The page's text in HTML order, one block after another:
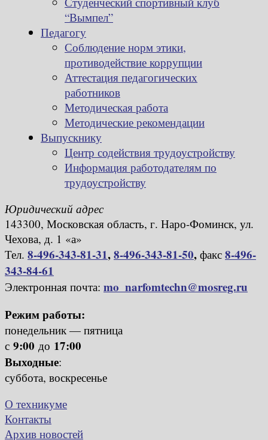
“Вымпел”
Педагогу
Соблюдение норм этики,
противодействие коррупции
Аттестация педагогических
работников
Методическая работа
Методические рекомендации
Выпускнику
Центр содействия трудоустройству
Информация работодателям по
трудоустройству
Юридический адрес
143300, Московская область, г. Наро-Фоминск, ул.
Чехова, д. 1 «а»
Тел. 8-496-343-81-31,8-496-343-81-50, факс 8-496-
343-84-61
Электронная почта: mo_narfomtechn@mosreg.ru
Режим работы:
понедельник — пятница
с 9:00 до 17:00
Выходные:
суббота, воскресенье
О техникуме
Контакты
Архив новостей